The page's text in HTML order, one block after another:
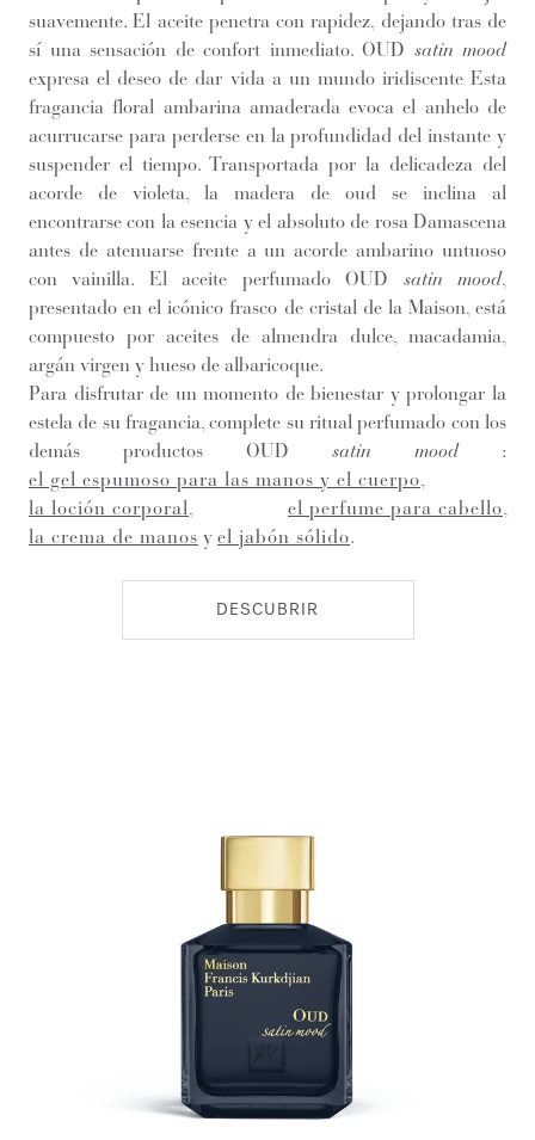
suavemente. El aceite penetra con rapidez, dejando tras de
sí una sensación de confort inmediato. OUD satin mood
expresa el deseo de dar vida a un mundo iridiscente Esta
fragancia floral ambarina amaderada evoca el anhelo de
acurrucarse para perderse en la profundidad del instante y
suspender el tiempo. Transportada por la delicadeza del
acorde de violeta, la madera de oud se inclina al
encontrarse con la esencia y el absoluto de rosa Damascena
antes de atenuarse frente a un acorde ambarino untuoso
con vainilla. El aceite perfumado OUD satin mood,
presentado en el icónico frasco de cristal de la Maison, está
compuesto por aceites de almendra dulce, macadamia,
argán virgen y hueso de albaricoque.
Para disfrutar de un momento de bienestar y prolongar la
estela de su fragancia, complete su ritual perfumado con los
demás productos OUD satin mood:
el gel espumoso para las manos y el cuerpo
la loción corporal
el perfume para cabello
la crema de manos y el jabón sólido.
DESCUBRIR